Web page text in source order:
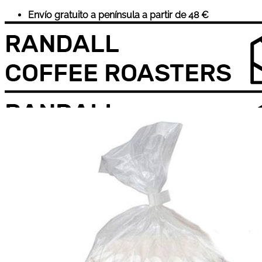
Saltar
al
contenido
Envío gratuito a península a partir de 48 €
Sobre Nosotros